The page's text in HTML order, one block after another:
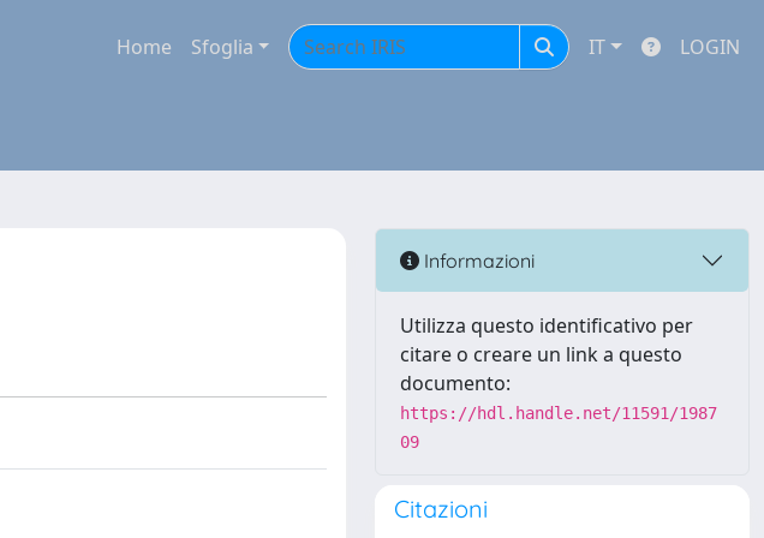
Home Sfoglia IT LOGIN
Informazioni
Utilizza questo identificativo per
citare o creare un link a questo
documento:
https://hdl.handle.net/11591/1987
09
Citazioni